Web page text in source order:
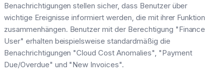
Benachrichtigungen stellen sicher, dass Benutzer über
wichtige Ereignisse informiert werden, die mit ihrer Funktion
zusammenhängen. Benutzer mit der Berechtigung "Finance
User" erhalten beispielsweise standardmäßig die
Benachrichtigungen "Cloud Cost Anomalies", "Payment
Due/Overdue" und "New Invoices".